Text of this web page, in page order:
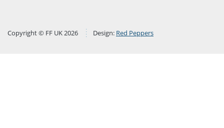
Copyright © FF UK 2026 Design: Red Peppers